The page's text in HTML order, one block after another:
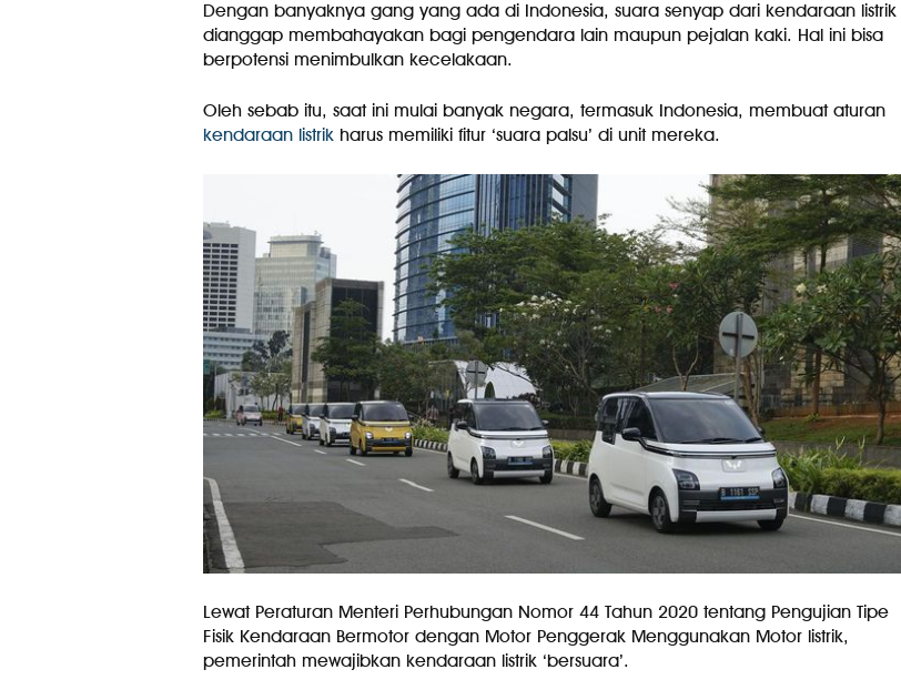
Dengan banyaknya gang yang ada di Indonesia, suara senyap dari kendaraan listrik
dianggap membahayakan bagi pengendara lain maupun pejalan kaki. Hal ini bisa
berpotensi menimbulkan kecelakaan.
Oleh sebab itu, saat ini mulai banyak negara, termasuk Indonesia, membuat aturan
kendaraan listrikharus memiliki fitur ‘suara palsu’ di unit mereka.
Lewat Peraturan Menteri Perhubungan Nomor 44 Tahun 2020 tentang Pengujian Tipe
Fisik Kendaraan Bermotor dengan Motor Penggerak Menggunakan Motor listrik,
pemerintah mewajibkan kendaraan listrik ‘bersuara’.